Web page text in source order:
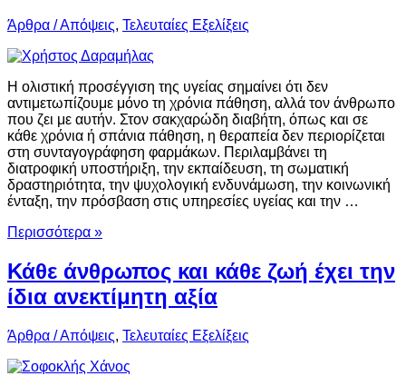
Άρθρα / Απόψεις, Τελευταίες Εξελίξεις
Η ολιστική προσέγγιση της υγείας σημαίνει ότι δεν
αντιμετωπίζουμε μόνο τη χρόνια πάθηση, αλλά τον άνθρωπο
που ζει με αυτήν. Στον σακχαρώδη διαβήτη, όπως και σε
κάθε χρόνια ή σπάνια πάθηση, η θεραπεία δεν περιορίζεται
στη συνταγογράφηση φαρμάκων. Περιλαμβάνει τη
διατροφική υποστήριξη, την εκπαίδευση, τη σωματική
δραστηριότητα, την ψυχολογική ενδυνάμωση, την κοινωνική
ένταξη, την πρόσβαση στις υπηρεσίες υγείας και την …
Περισσότερα »
Κάθε άνθρωπος και κάθε ζωή έχει την
ίδια ανεκτίμητη αξία
Άρθρα / Απόψεις, Τελευταίες Εξελίξεις